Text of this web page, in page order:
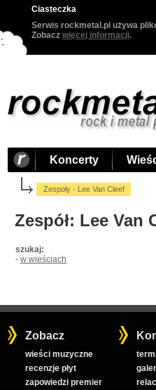
Ciasteczka
Serwis rockmetal.pl używa
Zobacz więcej informacji.
Koncerty
Zespoły - Lee Van Cleef
Zespół: Lee Van
szukaj:
- w wieściach
Zobacz
wieści muzyczne
recenzje płyt
zapowiedzi premier